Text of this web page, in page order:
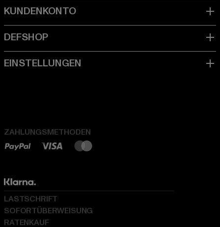
ZAHLUNGSMETHODEN
LASTSCHRIFT
SOFORTÜBERWEISUNG
RATENKAUF